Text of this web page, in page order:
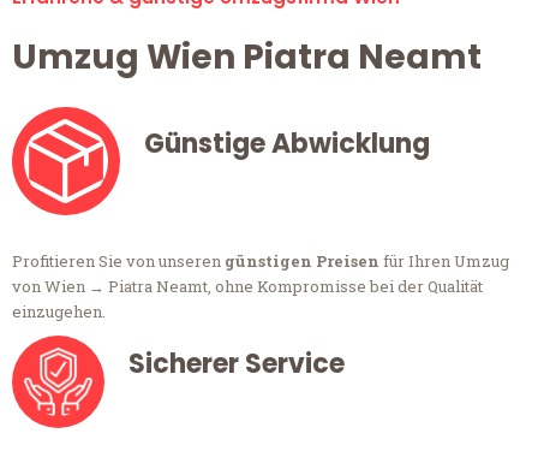
Umzug Wien Piatra Neamt
Günstige Abwicklung
Profitieren Sie von unseren günstigen Preisen für Ihren Umzug
von Wien → Piatra Neamt, ohne Kompromisse bei der Qualität
einzugehen.
Sicherer Service